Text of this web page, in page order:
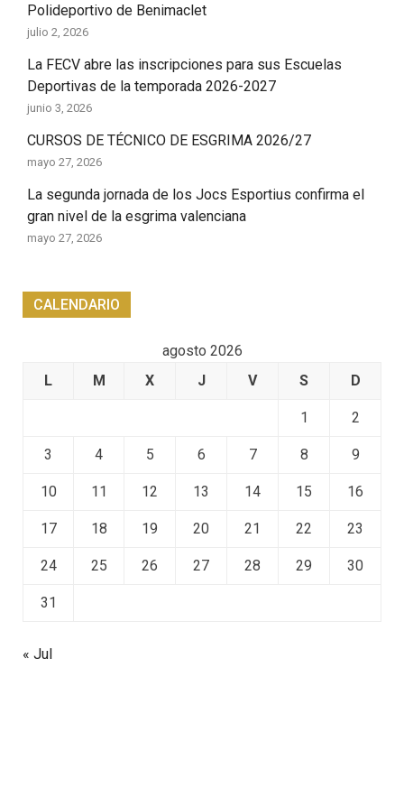
Polideportivo de Benimaclet
julio 2, 2026
La FECV abre las inscripciones para sus Escuelas
Deportivas de la temporada 2026-2027
junio 3, 2026
CURSOS DE TÉCNICO DE ESGRIMA 2026/27
mayo 27, 2026
La segunda jornada de los Jocs Esportius confirma el
gran nivel de la esgrima valenciana
mayo 27, 2026
CALENDARIO
agosto 2026
L
M X J V S D
1 2
3 4 5 6 7 8 9
10 11 12 13 14 15 16
17 18 19 20 21 22 23
24 25 26 27 28 29 30
31
« Jul